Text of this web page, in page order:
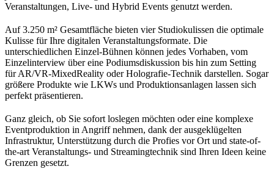
Veranstaltungen, Live- und Hybrid Events genutzt werden.
Auf 3.250 m² Gesamtfläche bieten vier Studiokulissen die optimale
Kulisse für Ihre digitalen Veranstaltungsformate. Die
unterschiedlichen Einzel-Bühnen können jedes Vorhaben, vom
Einzelinterview über eine Podiumsdiskussion bis hin zum Setting
für AR/VR-MixedReality oder Holografie-Technik darstellen. Sogar
größere Produkte wie LKWs und Produktionsanlagen lassen sich
perfekt präsentieren.
Ganz gleich, ob Sie sofort loslegen möchten oder eine komplexe
Eventproduktion in Angriff nehmen, dank der ausgeklügelten
Infrastruktur, Unterstützung durch die Profies vor Ort und state-of-
the-art Veranstaltungs- und Streamingtechnik sind Ihren Ideen keine
Grenzen gesetzt.